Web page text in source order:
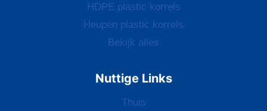
HDPE plastic korrels
Heupen plastic korrels
Bekijk alles
Nuttige Links
Thuis